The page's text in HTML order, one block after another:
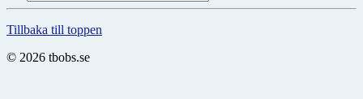
Tillbaka till toppen
© 2026 tbobs.se